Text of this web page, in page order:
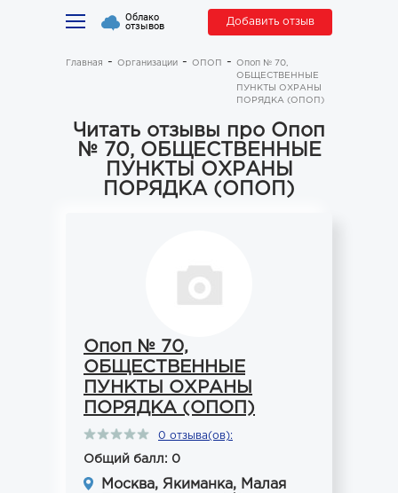
Облако
отзывов Добавить отзыв
Главная Организации ОПОП
Опоп № 70,
ОБЩЕСТВЕННЫЕ
ПУНКТЫ ОХРАНЫ
ПОРЯДКА (ОПОП)
Читать отзывы про Опоп
№ 70, ОБЩЕСТВЕННЫЕ
ПУНКТЫ ОХРАНЫ
ПОРЯДКА (ОПОП)
Опоп № 70,
ОБЩЕСТВЕННЫЕ
ПУНКТЫ ОХРАНЫ
ПОРЯДКА (ОПОП)
0 отзыва(ов):
Общий балл: 0
Москва, Якиманка, Малая